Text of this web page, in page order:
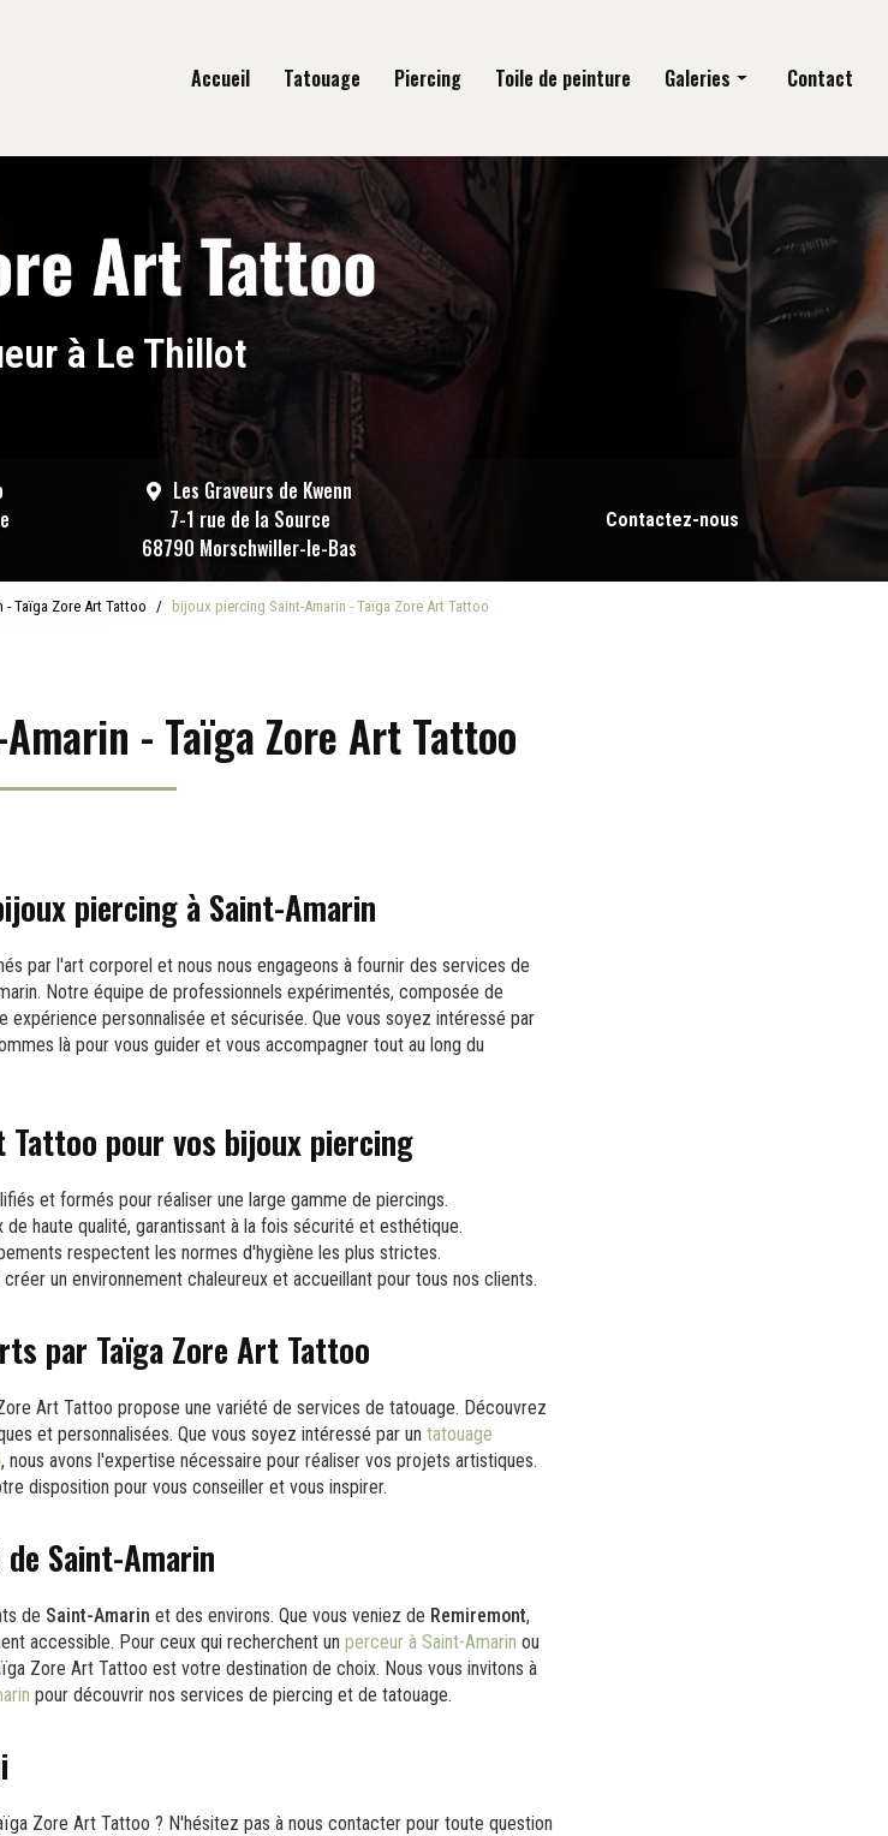
Accueil Tatouage Piercing Toile de peinture Galeries
Tatouage
Piercing
Toile de peinture
Contact
à Le Thillot
Les Graveurs de Kwenn
7-1 rue de la Source
68790 Morschwiller-le-Bas
Contactez-nous
- Taïga Zore Art Tattoo bijoux piercing Saint-Amarin - Taïga Zore Art Tattoo
- Taïga Zore Art Tattoo
piercing à Saint-Amarin
par l'art corporel et nous nous engageons à fournir des services de
Notre équipe de professionnels expérimentés, composée de
expérience personnalisée et sécurisée. Que vous soyez intéressé par
là pour vous guider et vous accompagner tout au long du
pour vos bijoux piercing
et formés pour réaliser une large gamme de piercings.
haute qualité, garantissant à la fois sécurité et esthétique.
respectent les normes d'hygiène les plus strictes.
un environnement chaleureux et accueillant pour tous nos clients.
par Taïga Zore Art Tattoo
Art Tattoo propose une variété de services de tatouage. Découvrez
et personnalisées. Que vous soyez intéressé par un tatouage
, nous avons l'expertise nécessaire pour réaliser vos projets artistiques.
disposition pour vous conseiller et vous inspirer.
Saint-Amarin
de Saint-Amarin et des environs. Que vous veniez de Remiremont,
accessible. Pour ceux qui recherchent un perceur à Saint-Amarin ou
Zore Art Tattoo est votre destination de choix. Nous vous invitons à
pour découvrir nos services de piercing et de tatouage.
Zore Art Tattoo ? N'hésitez pas à nous contacter pour toute question